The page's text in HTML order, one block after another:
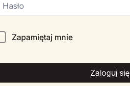
Zapamiętaj mnie
Zaloguj się